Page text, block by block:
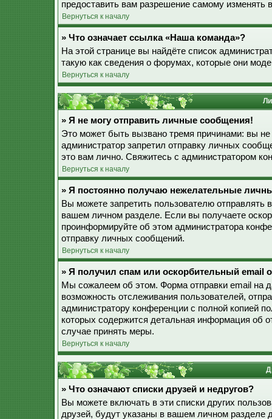
предоставить вам разрешение самому
Вернуться к началу
» Что означает ссылка «Наша команда»?
На этой странице вы найдёте список
такую как сведения о форумах, которые они
Вернуться к началу
» Я не могу отправить личные сообщения!
Это может быть вызвано тремя причинами: вы
администратор запретил отправку личных
это вам лично. Свяжитесь с администратором
Вернуться к началу
» Я постоянно получаю нежелательные
Вы можете запретить пользователю
вашем личном разделе. Если вы получаете
проинформируйте об этом администратора
отправку личных сообщений.
Вернуться к началу
» Я получил спам или оскорбительный email
Мы сожалеем об этом. Форма отправки email на
возможность отслеживания пользователей,
администратору конференции с полной копией
которых содержится детальная информация об
случае принять меры.
Вернуться к началу
» Что означают списки друзей и недругов?
Вы можете включать в эти списки других
друзей, будут указаны в вашем личном разделе